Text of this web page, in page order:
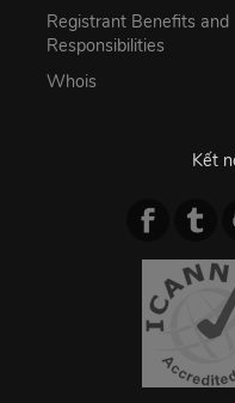
Registrant Benefits and
Responsibilities
Whois
Kết